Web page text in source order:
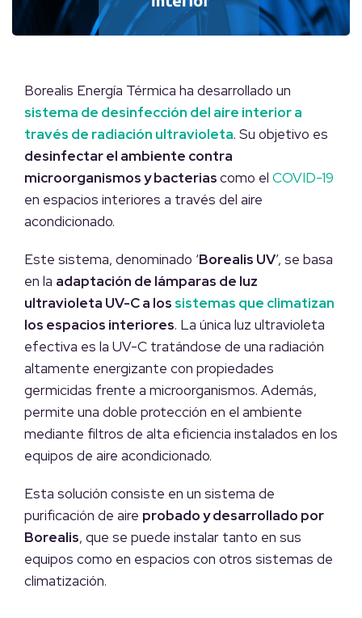
Borealis Energía Térmica ha desarrollado un
sistema de desinfección del aire interior a
través de radiación ultravioleta. Su objetivo es
desinfectar el ambiente contra
microorganismos y bacteriascomo el COVID-19
en espacios interiores a través del aire
acondicionado.
Este sistema, denominado ‘Borealis UV’, se basa
en la adaptación de lámparas de luz
ultravioleta UV-C a los sistemas que climatizan
los espacios interiores. La única luz ultravioleta
efectiva es la UV-C tratándose de una radiación
altamente energizante con propiedades
germicidas frente a microorganismos. Además,
permite una doble protección en el ambiente
mediante filtros de alta eficiencia instalados en los
equipos de aire acondicionado.
Esta solución consiste en un sistema de
purificación de aire probado y desarrollado por
Borealis, que se puede instalar tanto en sus
equipos como en espacios con otros sistemas de
climatización.